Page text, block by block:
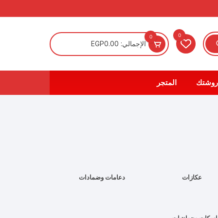
0
0
الإجمالي: EGP0.00
المتجر
عكازات دعامات وضمادات